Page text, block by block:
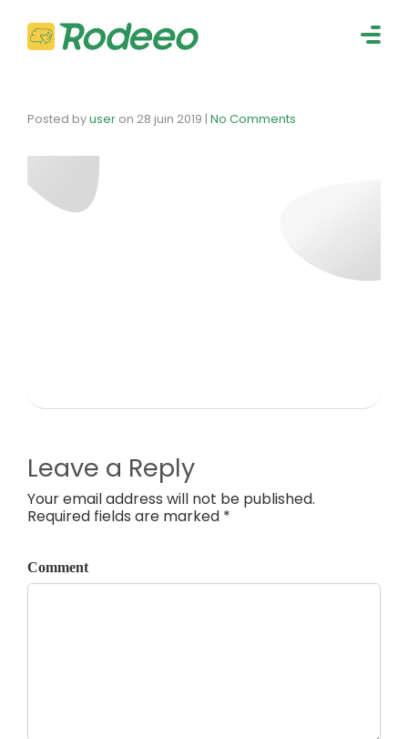
Posted byuser on 28 juin 2019 | No Comments
Leave a Reply
Your email address will not be published.
Required fields are marked *
Comment